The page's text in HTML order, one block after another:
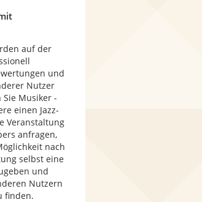
auf der
und
Nutzer
Sie Musiker -
einen Jazz-
Veranstaltung
anfragen,
nach
selbst eine
und
Nutzern
finden.